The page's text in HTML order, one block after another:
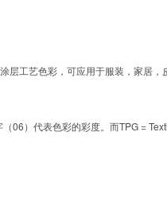
工艺色彩，可应用于服装，家居，
06）代表色彩的彩度。而TPG =